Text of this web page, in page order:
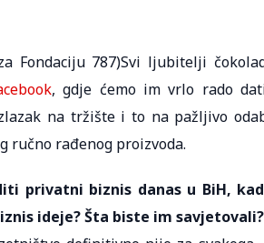
Fondaciju 787)Svi ljubitelji
, gdje ćemo im vrlo rado
na tržište i to na pažljivo
ručno rađenog proizvoda.
privatni biznis danas u BiH,
ideje? Šta biste im savjetovali?